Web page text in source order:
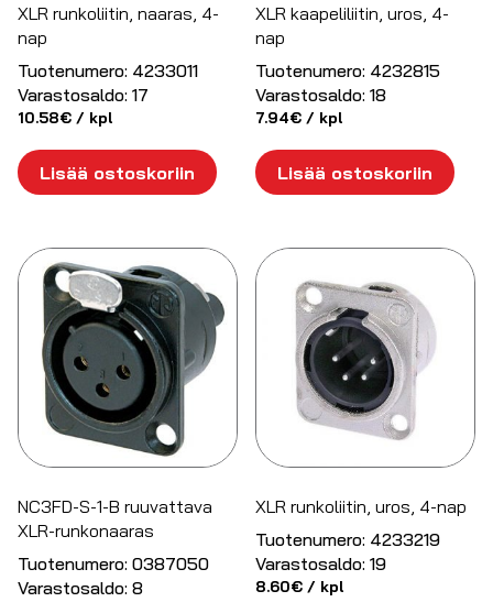
XLR runkoliitin, naaras, 4-
nap
Tuotenumero: 4233011
Varastosaldo: 17
10.58€ / kpl
Lisää ostoskoriin
XLR kaapeliliitin, uros, 4-
nap
Tuotenumero: 4232815
Varastosaldo: 18
7.94€ / kpl
Lisää ostoskoriin
NC3FD-S-1-B ruuvattava
XLR-runkonaaras
Tuotenumero: 0387050
Varastosaldo: 8
XLR runkoliitin, uros, 4-nap
Tuotenumero: 4233219
Varastosaldo: 19
8.60€ / kpl